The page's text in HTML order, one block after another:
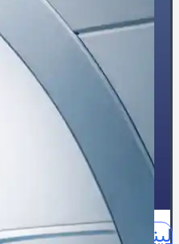
⏰نوبت‌دهی آنلاین
👩🏻‍⚕️درباره ما
🩺دکتر محبوبه شیخ
🏥درباره کلینیک
📕زندگینامه
📃سوابق علمی و اجرایی
🥇افتخارات و تقدیرنامه‌ها
🌍English
📞تماس با ما
لینکدیناینستاگرامآپارات